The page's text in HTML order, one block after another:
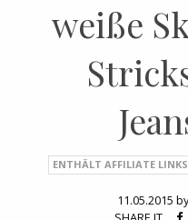
weiße
ENTHÄLT AFFILIATE LINKS
11.05.2015